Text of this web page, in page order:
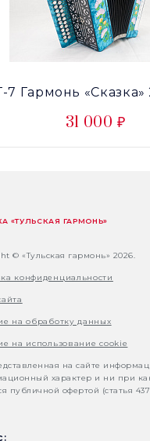
7 Гармонь «Сказка»
31 000 ₽
«ТУЛЬСКАЯ ГАРМОНЬ»
© «Тульская гармонь» 2026.
конфиденциальности
на обработку данных
на использование cookie
на сайте
характер и ни при
публичной офертой (статья